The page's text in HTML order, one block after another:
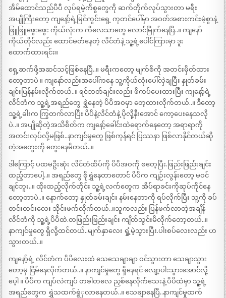
အိမ်ထောင်သည်ပီပီ လုပ်ရမဲ့ကိစ္စတွေကို ဆက်တိုက်လုပ်သွားတာ မရီး
အပျိုကြီးတော့ ကျနော့်ရဲ့မြင်ကွင်းရှေ့ ကုတင်ပေါ်မှာ အဝတ်အစားကင်းမဲ့စွာနဲ့
ဖြူဖြူဖွေးဖွေး ကိုယ်လုံးက ကိလေသာတွေ လောင်မြိုက်နေပြီ..။ ကျနော်
ကိုယ်တိုင်လည်း ထောင်မတ်နေတဲ့ လိင်တံနဲ့ သူ့ရဲ့ပေါင်ကြားမှာ ဒူး
ထောက်ထားရင်း။
ရှေ့ဆက်ဖို့အဆင်သင့်ဖြစ်နေပြီ..။ မရီးကတော့ မျက်စိကို အတင်းမှိတ်ထား
တော့တာပဲ ။ ကျနော်လည်းအပေါ်ကနေ သူ့ကိုယ်လုံးပေါ်လှဲချပြီး နှုတ်ခမ်း
ချင်းပြန်နမ်းလိုက်တယ်..။ ရင်ဘတ်ချင်းလည်း ဖိကပ်ပေးထားပြီး ကျနော့်ရဲ့
လိင်တံက သူ့ရဲ့အရည်တွေ ရွှဲနေတဲ့ ပိပိအဝမှာ တေ့ထားလိုက်တယ်..။ ဒီတော့
သူ့ရဲ့ခါးက ကြွတက်လာပြီး ပိပိနဲ့လိင်တံနဲ့ ပိုလို့နီးအောင် ကော့ပေးနေသလို
ပဲ..။ အပျိုဆိုတဲ့အသိစိတ်က ကျနော့်ခေါင်းထဲရောက်နေတော့ အရာရာကို
အတင်းလုပ်လို့မဖြစ်..နာကျင်မှုတွေ ဖြစ်ကုန်ရင် ပြဿနာ ဖြစ်လာနိုင်တယ်ဆို
တဲ့အတွေးကို တွေးနေမိတယ်..။
ဒါကြောင့် ပထမဦးဆုံး လိင်တံထိပ်ကို ပိပိအဝကို စတေ့ပြီး.ဖြည်းဖြည်းချင်း
ထည့်တာပေါ့..။ အရည်တွေ စိုရွှဲနေတာတောင် ပိပိက ကျဉ်းလွန်းတော့ မဝင်
ချင်ဘူး..။ ထိုးထည့်လိုက်တိုင်း သူ့ရဲ့လက်တွေက အိပ်ရာခင်းကိုဆုပ်ကိုင်နေ
တော့တာပဲ..။ နောက်တော့ နှုတ်ခမ်းချင်း နမ်းနေတာကို ရပ်လိုက်ပြီး သူ့ကို ခပ်
တင်းတင်းလေး သိုင်းဖက်လိုက်တယ်..။သူကလည်း ပြန်ဖက်လာတဲ့အချိန်
လိင်တံကို သူ့ရဲ့ပိပိထဲ.တဖြည်းဖြည်းချင်း ကျိတ်သွင်းမိလိုက်တော့တယ်..။
နာကျင်မှုတွေ ရှိလို့ထင်တယ်..မျက်နှာလေး ရှုံ့မဲ့သွားပြီး.ပါးစပ်လေးလည်း ဟ
သွားတယ်..။
ကျနော့်ရဲ့ လိင်တံက ပိပိလေးထဲ သေသေချာချာ ဝင်သွားတာ သေချာသွား
တော့မှ ငြိမ်နေလိုက်တယ်..။ နာကျင်မှုတွေ ရှိနေရင် လျော့ပါးသွားအောင်လို့
ပေ့ါ ။ ပိပိက ကျပ်လဲကျပ် တခါတလေ ညှစ်နေလိုက်သေးနဲ့ ပိပိထဲမှာ သူ့ရဲ့
အရည်တွေက ရွှဲသထက်ရွဲှလာနေတယ်..။ သေချာနေပြီ..နာကျင်မှုထက်